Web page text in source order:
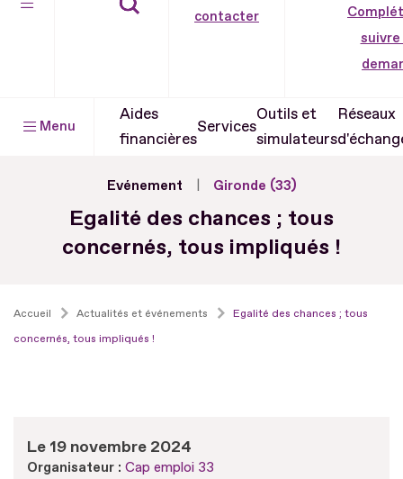
contacter
suivre
Menu
Aides
financières
Services
Outils et
simulateurs
Réseaux
Evénement Gironde (33)
Egalité des chances ; tous
concernés, tous impliqués !
Accueil Actualités et événements
Egalité des chances ; tous
concernés, tous impliqués !
Le 19 novembre 2024
Organisateur : Cap emploi 33